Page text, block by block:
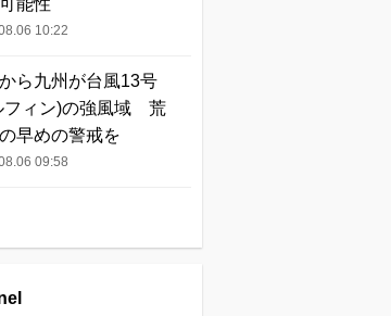
能性
10:22
ら九州が台風13号
フィン)の強風域 荒
早めの警戒を
09:58